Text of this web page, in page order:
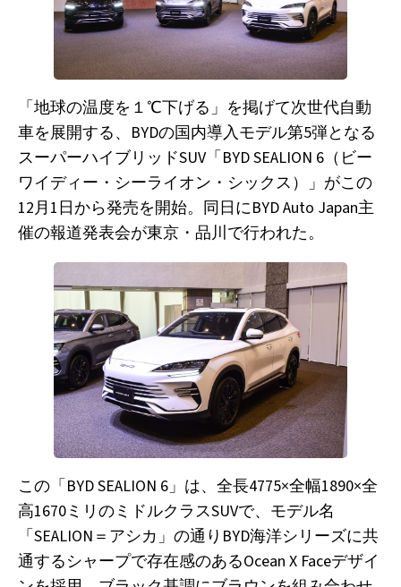
「地球の温度を１℃下げる」を掲げて次世代自動
車を展開する、BYDの国内導入モデル第5弾となる
スーパーハイブリッドSUV「BYD SEALION 6（ビー
ワイディー・シーライオン・シックス）」がこの
12月1日から発売を開始。同日にBYD Auto Japan主
催の報道発表会が東京・品川で行われた。
この「BYD SEALION 6」は、全長4775×全幅1890×全
高1670ミリのミドルクラスSUVで、モデル名
「SEALION＝アシカ」の通りBYD海洋シリーズに共
通するシャープで存在感のあるOcean X Faceデザイ